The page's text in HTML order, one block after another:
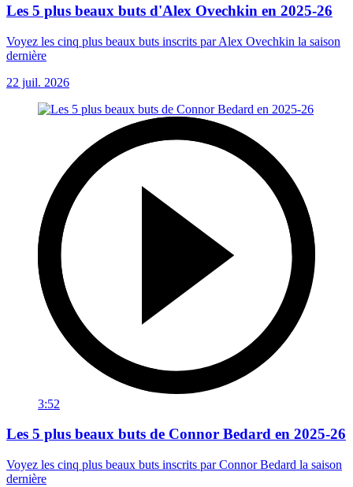
Les 5 plus beaux buts d'Alex Ovechkin en 2025-26
Voyez les cinq plus beaux buts inscrits par Alex Ovechkin la saison
dernière
22 juil. 2026
3:52
Les 5 plus beaux buts de Connor Bedard en 2025-26
Voyez les cinq plus beaux buts inscrits par Connor Bedard la saison
dernière